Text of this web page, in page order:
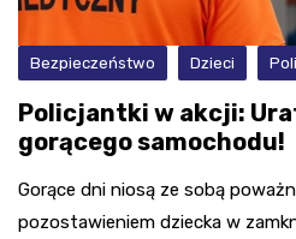
Bezpieczeństwo Dzieci
Policjantki w akcji:
gorącego samochodu!
Gorące dni niosą ze sobą
pozostawieniem dziecka w